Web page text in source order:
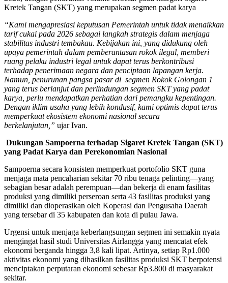
Kretek Tangan (SKT) yang merupakan segmen padat karya
“Kami mengapresiasi keputusan Pemerintah untuk tidak menaikkan
tarif cukai pada 2026 sebagai langkah strategis dalam menjaga
stabilitas industri tembakau. Kebijakan ini, yang didukung oleh
upaya pemerintah dalam pemberantasan rokok ilegal, memberi
ruang pelaku industri legal untuk dapat terus berkontribusi
terhadap penerimaan negara dan penciptaan lapangan kerja.
Namun, penurunan pangsa pasar di segmen Rokok Golongan 1
yang terus berlanjut dan perlindungan segmen SKT yang padat
karya, perlu mendapatkan perhatian dari pemangku kepentingan.
Dengan iklim usaha yang lebih kondusif, kami optimis dapat terus
memperkuat ekosistem ekonomi nasional secara
berkelanjutan,” ujar Ivan.
Dukungan Sampoerna terhadap Sigaret Kretek Tangan (SKT)
yang Padat Karya dan Perekonomian Nasional
Sampoerna secara konsisten memperkuat portofolio SKT guna
menjaga mata pencaharian sekitar 70 ribu tenaga pelinting—yang
sebagian besar adalah perempuan—dan bekerja di enam fasilitas
produksi yang dimiliki perseroan serta 43 fasilitas produksi yang
dimiliki dan dioperasikan oleh Koperasi dan Pengusaha Daerah
yang tersebar di 35 kabupaten dan kota di pulau Jawa.
Urgensi untuk menjaga keberlangsungan segmen ini semakin nyata
mengingat hasil studi Universitas Airlangga yang mencatat efek
ekonomi berganda hingga 3,8 kali lipat. Artinya, setiap Rp1.000
aktivitas ekonomi yang dihasilkan fasilitas produksi SKT berpotensi
menciptakan perputaran ekonomi sebesar Rp3.800 di masyarakat
sekitar.